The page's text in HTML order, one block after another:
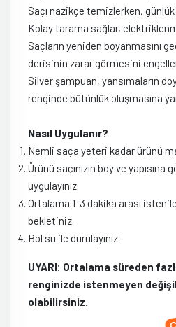
Saçı nazikçe temizlerken, günlük
Kolay tarama sağlar,
Saçların yeniden boyanmasını
derisinin zarar görmesini
Silver şampuan, yansımaların
renginde bütünlük oluşmasına
Nasıl Uygulanır?
Nemli saça yeteri kadar ürünü
Ürünü saçınızın boy ve
uygulayınız.
Ortalama 1-3 dakika arası
bekletiniz.
Bol su ile durulayınız.
UYARI: Ortalama süreden
renginizde istenmeyen
olabilirsiniz.